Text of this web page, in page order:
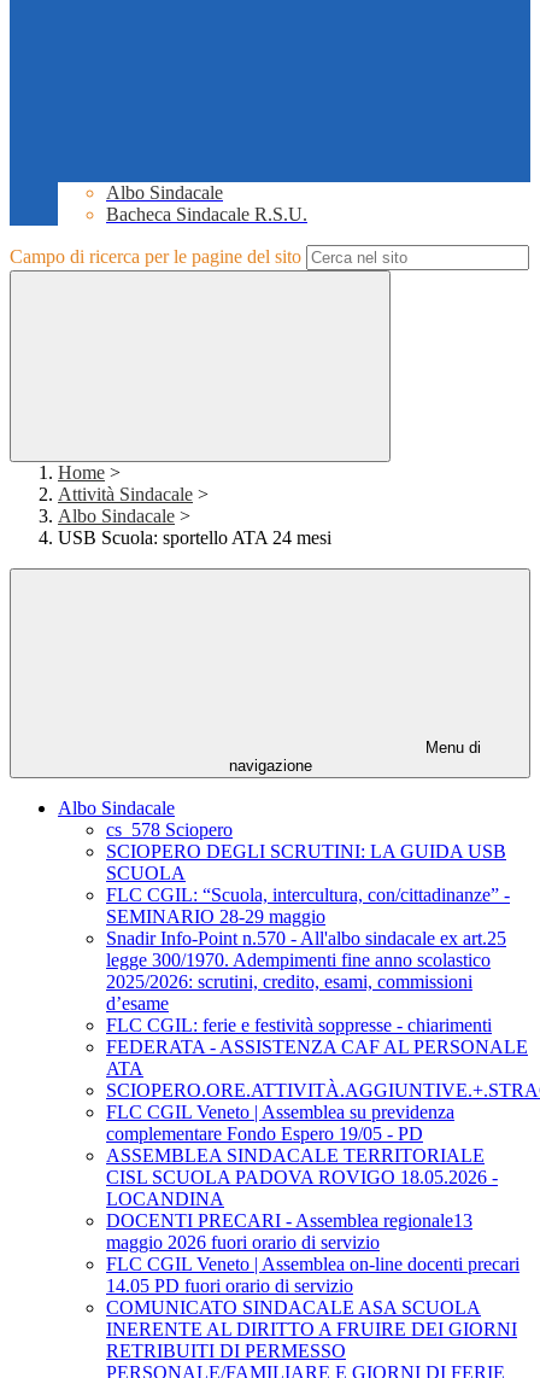
Albo Sindacale
Bacheca Sindacale R.S.U.
Campo di ricerca per le pagine del sito
Home >
Attività Sindacale >
Albo Sindacale >
USB Scuola: sportello ATA 24 mesi
Menu di
navigazione
Albo Sindacale
cs_578 Sciopero
SCIOPERO DEGLI SCRUTINI: LA GUIDA USB
SCUOLA
FLC CGIL: “Scuola, intercultura, con/cittadinanze” -
SEMINARIO 28-29 maggio
Snadir Info-Point n.570 - All'albo sindacale ex art.25
legge 300/1970. Adempimenti fine anno scolastico
2025/2026: scrutini, credito, esami, commissioni
d’esame
FLC CGIL: ferie e festività soppresse - chiarimenti
FEDERATA - ASSISTENZA CAF AL PERSONALE
ATA
FLC CGIL Veneto | Assemblea su previdenza
complementare Fondo Espero 19/05 - PD
ASSEMBLEA SINDACALE TERRITORIALE
CISL SCUOLA PADOVA ROVIGO 18.05.2026 -
LOCANDINA
DOCENTI PRECARI - Assemblea regionale13
maggio 2026 fuori orario di servizio
FLC CGIL Veneto | Assemblea on-line docenti precari
14.05 PD fuori orario di servizio
COMUNICATO SINDACALE ASA SCUOLA
INERENTE AL DIRITTO A FRUIRE DEI GIORNI
RETRIBUITI DI PERMESSO
PERSONALE/FAMILIARE E GIORNI DI FERIE